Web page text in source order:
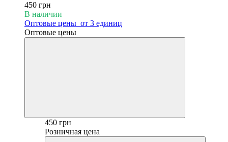
450 грн
В наличии
Оптовые цены от 3 единиц
Оптовые цены
450 грн
Розничная цена